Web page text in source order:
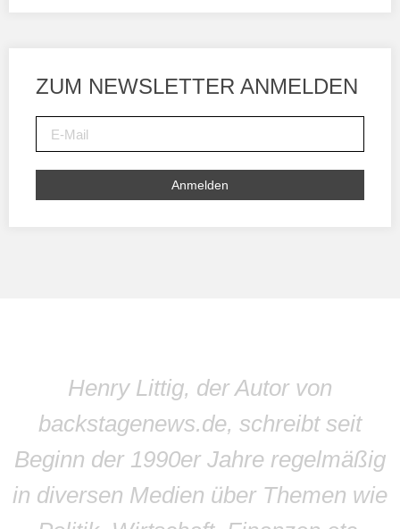
ZUM NEWSLETTER ANMELDEN
Anmelden
Henry Littig, der Autor von
backstagenews.de, schreibt seit
Beginn der 1990er Jahre regelmäßig
in diversen Medien über Themen wie